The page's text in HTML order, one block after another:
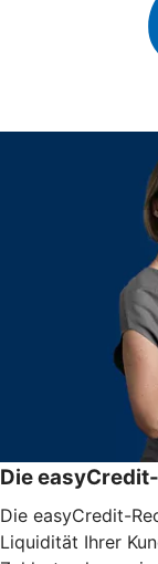
Die
Die easyCredit-
Liquidität Ihrer